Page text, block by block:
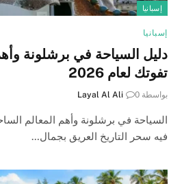
إسبانيا
إسبانيا
دليل السياحة في برشلونة
تفوتك لعام 2026
بواسطة Layal Al Ali 0
السياحة في برشلونة وأهم المعالم
فيه سحر التاريخ العريق بجمال…